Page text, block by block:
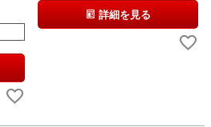
詳細を見る